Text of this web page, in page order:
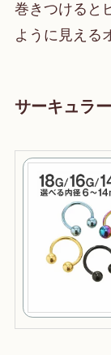
巻きつけると
ように見える
サーキュラ